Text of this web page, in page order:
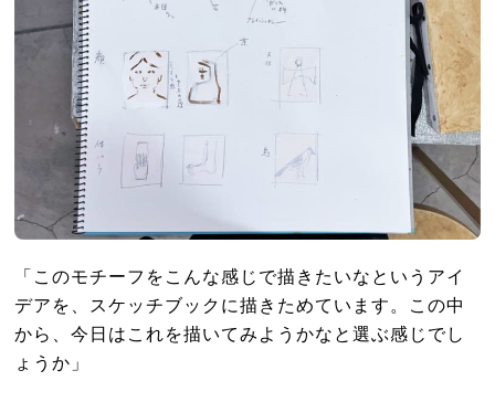
「このモチーフをこんな感じで描きたいなというアイ
デアを、スケッチブックに描きためています。この中
から、今日はこれを描いてみようかなと選ぶ感じでし
ょうか」